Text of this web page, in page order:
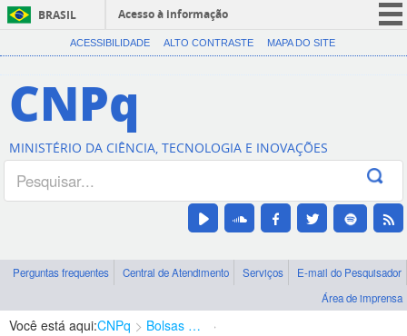
BRASIL
Acesso à informação
CORONAVÍRUS (COVID-19)
Canais
ACESSIBILIDADE ALTO CONTRASTE MAPA DO SITE
CNPq
MINISTÉRIO DA CIÊNCIA, TECNOLOGIA E INOVAÇÕES
Perguntas frequentes Central de Atendimento Serviços
E-mail do Pesquisador
Área de imprensa
Você está aqui:CNPq Bolsas e Auxílios Vigentes